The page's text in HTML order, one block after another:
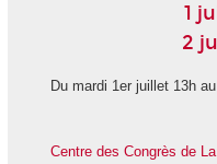
1
2
Du mardi 1er juillet 13h
Centre des Congrès de